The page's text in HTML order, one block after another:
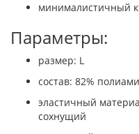
минималистичный
Параметры:
размер: L
состав: 82%
эластичный
сохнущий